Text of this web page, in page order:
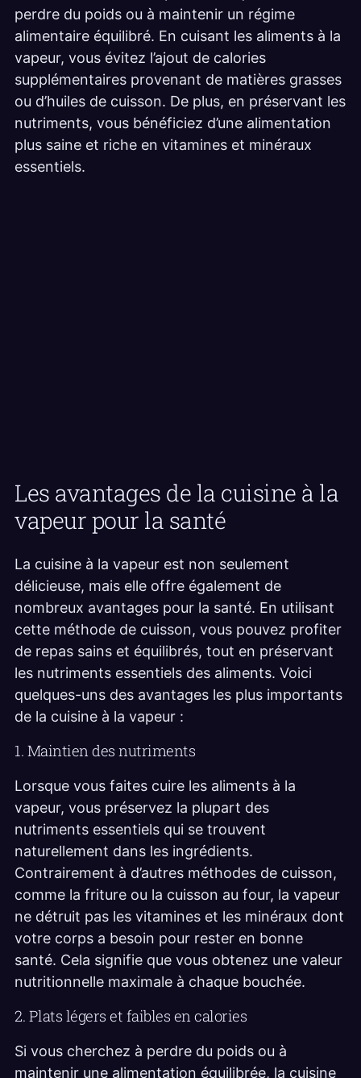
perdre du poids ou à maintenir un régime
alimentaire équilibré. En cuisant les aliments à la
vapeur, vous évitez l’ajout de calories
supplémentaires provenant de matières grasses
ou d’huiles de cuisson. De plus, en préservant les
nutriments, vous bénéficiez d’une alimentation
plus saine et riche en vitamines et minéraux
essentiels.
Les avantages de la cuisine à la
vapeur pour la santé
La cuisine à la vapeur est non seulement
délicieuse, mais elle offre également de
nombreux avantages pour la santé. En utilisant
cette méthode de cuisson, vous pouvez profiter
de repas sains et équilibrés, tout en préservant
les nutriments essentiels des aliments. Voici
quelques-uns des avantages les plus importants
de la cuisine à la vapeur :
1. Maintien des nutriments
Lorsque vous faites cuire les aliments à la
vapeur, vous préservez la plupart des
nutriments essentiels qui se trouvent
naturellement dans les ingrédients.
Contrairement à d’autres méthodes de cuisson,
comme la friture ou la cuisson au four, la vapeur
ne détruit pas les vitamines et les minéraux dont
votre corps a besoin pour rester en bonne
santé. Cela signifie que vous obtenez une valeur
nutritionnelle maximale à chaque bouchée.
2. Plats légers et faibles en calories
Si vous cherchez à perdre du poids ou à
maintenir une alimentation équilibrée, la cuisine